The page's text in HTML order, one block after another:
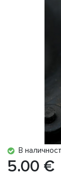
В наличност
5.00 €